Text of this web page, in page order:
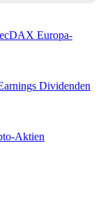
Europa-
Dividenden
Aktien